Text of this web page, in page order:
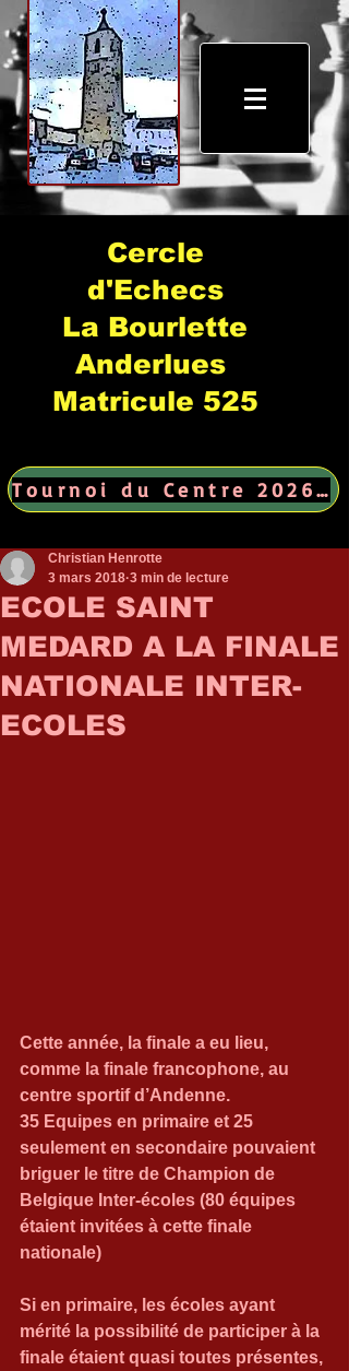
Cercle
d'Echecs
La Bourlette
Anderlues
Matricule 525
Tournoi du Centre 2026 →
ECOLE SAINT
MEDARD A LA FINALE
NATIONALE INTER-
ECOLES
Christian Henrotte
3 mars 2018 3 min de lecture
Cette année, la finale a eu lieu,
comme la finale francophone, au
centre sportif d’Andenne.
35 Equipes en primaire et 25
seulement en secondaire pouvaient
briguer le titre de Champion de
Belgique Inter-écoles (80 équipes
étaient invitées à cette finale
nationale)
Si en primaire, les écoles ayant
mérité la possibilité de participer à la
finale étaient quasi toutes présentes,